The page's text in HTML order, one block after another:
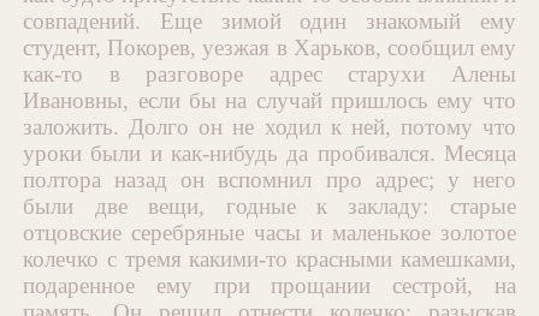
совпадений. Еще зимой один знакомый ему
студент, Покорев, уезжая в Харьков, сообщил ему
как-то в разговоре адрес старухи Алены
Ивановны, если бы на случай пришлось ему что
заложить. Долго он не ходил к ней, потому что
уроки были и как-нибудь да пробивался. Месяца
полтора назад он вспомнил про адрес; у него
были две вещи, годные к закладу: старые
отцовские серебряные часы и маленькое золотое
колечко с тремя какими-то красными камешками,
подаренное ему при прощании сестрой, на